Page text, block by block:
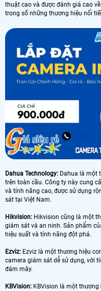
thuật cao và được đánh giá cao
trong số những thương hiệu nổi
Dahua Technology: Dahua là một
trên toàn cầu. Công ty này cung
và tính năng cao, được sử dụng
sát tại Việt Nam.
Hikvision: Hikvision cũng là một
giám sát và an ninh. Sản phẩm
hiệu suất và tính năng đột phá.
Ezviz: Ezviz là một thương hiệu
camera giám sát dễ sử dụng, với
đám mây.
KBVision: KBVision là một